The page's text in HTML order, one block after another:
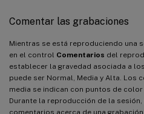
Comentar las grabaciones
Mientras se está reproduciendo una
en el control Comentarios del
establecer la gravedad asociada a
puede ser Normal, Media y Alta. Los
media se indican con puntos de
Durante la reproducción de la
comentarios acerca de una